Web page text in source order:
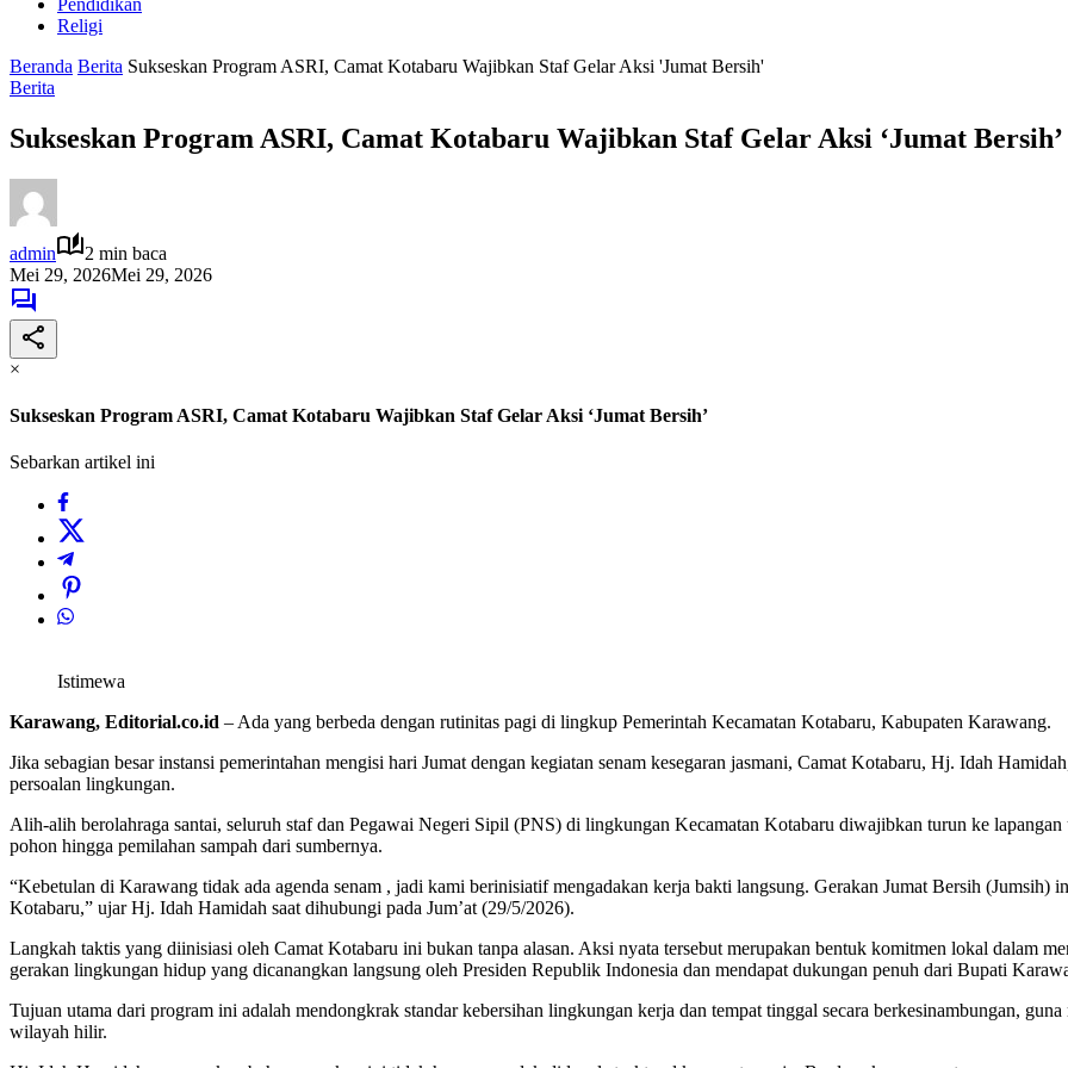
Pendidikan
Religi
Beranda Berita Sukseskan Program ASRI, Camat Kotabaru Wajibkan Staf Gelar Aksi 'Jumat Bersih'
Berita
Sukseskan Program ASRI, Camat Kotabaru Wajibkan Staf Gelar Aksi ‘Jumat Bersih’
admin
2 min baca
Mei 29, 2026Mei 29, 2026
×
Sukseskan Program ASRI, Camat Kotabaru Wajibkan Staf Gelar Aksi ‘Jumat Bersih’
Sebarkan artikel ini
Istimewa
Karawang, Editorial.co.id – Ada yang berbeda dengan rutinitas pagi di lingkup Pemerintah Kecamatan Kotabaru, Kabupaten Karawang.
Jika sebagian besar instansi pemerintahan mengisi hari Jumat dengan kegiatan senam kesegaran jasmani, Camat Kotabaru, Hj. Idah
persoalan lingkungan.
Alih-alih berolahraga santai, seluruh staf dan Pegawai Negeri Sipil (PNS) di lingkungan Kecamatan Kotabaru diwajibkan turun ke
pohon hingga pemilahan sampah dari sumbernya.
“Kebetulan di Karawang tidak ada agenda senam , jadi kami berinisiatif mengadakan kerja bakti langsung. Gerakan Jumat Bersih (Jumsih)
Kotabaru,” ujar Hj. Idah Hamidah saat dihubungi pada Jum’at (29/5/2026).
Langkah taktis yang diinisiasi oleh Camat Kotabaru ini bukan tanpa alasan. Aksi nyata tersebut merupakan bentuk komitmen lokal dalam
gerakan lingkungan hidup yang dicanangkan langsung oleh Presiden Republik Indonesia dan mendapat dukungan penuh dari Bupati
Tujuan utama dari program ini adalah mendongkrak standar kebersihan lingkungan kerja dan tempat tinggal secara berkesinambungan,
wilayah hilir.